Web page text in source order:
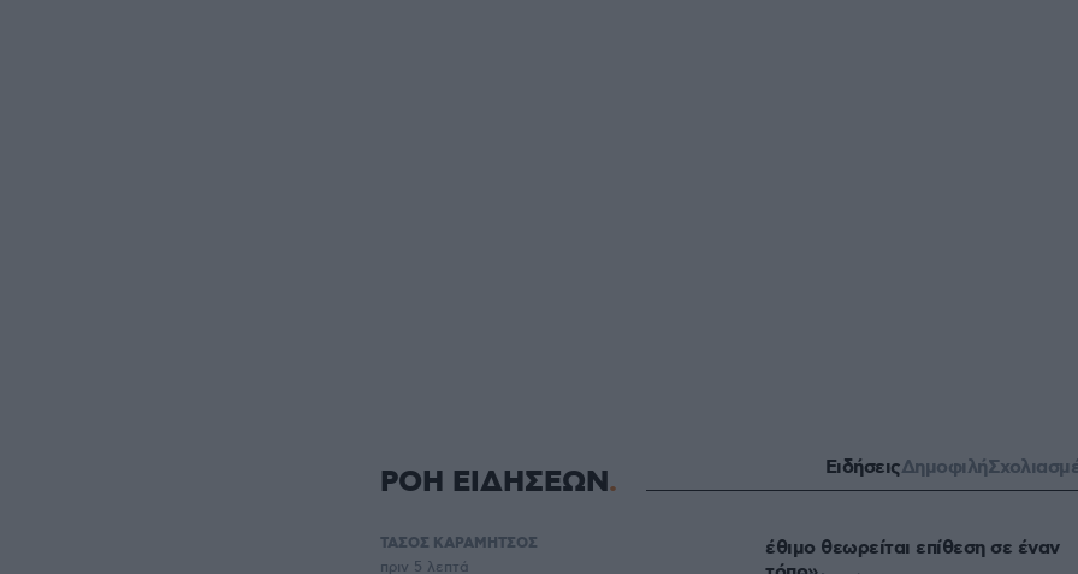
ΡΟΗ ΕΙΔΗΣΕΩΝ ΕιδήσειςΔημοφιλή
ΤΑΣΟΣ ΚΑΡΑΜΗΤΣΟΣ
πριν 5 λεπτά
έθιμο θεωρείται επίθεση σε έναν